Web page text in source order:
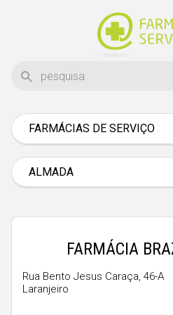
FARMÁCIAS DE SERVIÇO
Braga
Bragança
Castelo Branco
Évora
ALMADA
FARMÁCIA
Rua Bento Jesus Caraça, 46-A
Laranjeiro